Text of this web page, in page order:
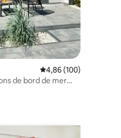
Évaluation moyenne
4,86 (100)
de bord de mer